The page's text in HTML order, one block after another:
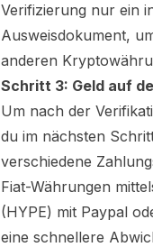
Verifizierung nur ein
Ausweisdokument,
anderen
Schritt 3: Geld auf
Um nach der
du im nächsten
verschiedene
Fiat-Währungen
(HYPE) mit Paypal
eine schnellere